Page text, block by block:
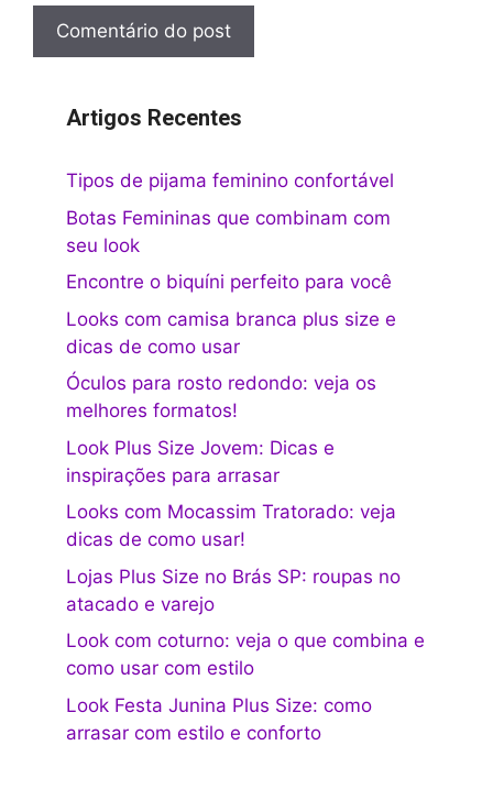
Artigos Recentes
Tipos de pijama feminino confortável
Botas Femininas que combinam com
seu look
Encontre o biquíni perfeito para você
Looks com camisa branca plus size e
dicas de como usar
Óculos para rosto redondo: veja os
melhores formatos!
Look Plus Size Jovem: Dicas e
inspirações para arrasar
Looks com Mocassim Tratorado: veja
dicas de como usar!
Lojas Plus Size no Brás SP: roupas no
atacado e varejo
Look com coturno: veja o que combina e
como usar com estilo
Look Festa Junina Plus Size: como
arrasar com estilo e conforto